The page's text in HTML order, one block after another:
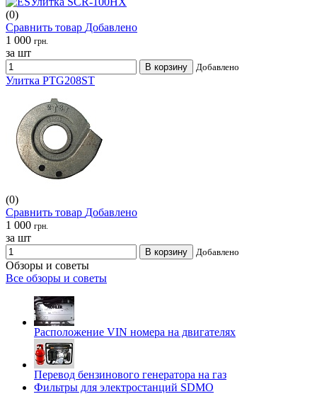
(0)
Сравнить товар Добавлено
1 000 грн.
за шт
В корзину Добавлено
Улитка PTG208ST
(0)
Сравнить товар Добавлено
1 000 грн.
за шт
В корзину Добавлено
Обзоры и советы
Все обзоры и советы
Расположение VIN номера на двигателях
Перевод бензинового генератора на газ
Фильтры для электростанций SDMO